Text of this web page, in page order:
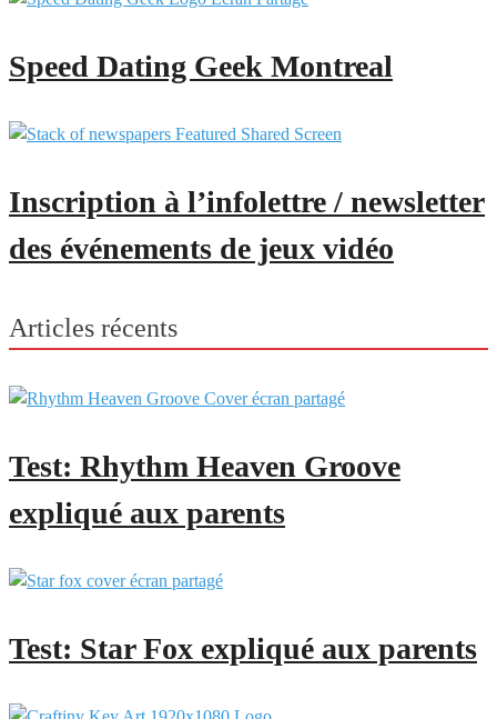
Speed Dating Geek Montreal
Inscription à l’infolettre / newsletter
des événements de jeux vidéo
Articles récents
Test: Rhythm Heaven Groove
expliqué aux parents
Test: Star Fox expliqué aux parents